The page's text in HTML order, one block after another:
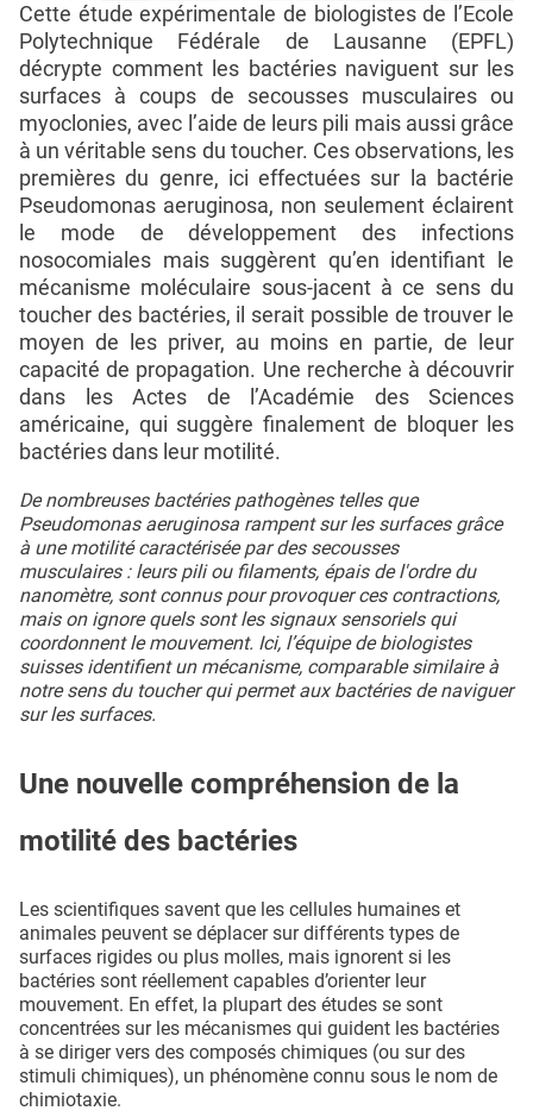
Cette étude expérimentale de biologistes de l’Ecole
Polytechnique Fédérale de Lausanne (EPFL)
décrypte comment les bactéries naviguent sur les
surfaces à coups de secousses musculaires ou
myoclonies, avec l’aide de leurs pili mais aussi grâce
à un véritable sens du toucher. Ces observations, les
premières du genre, ici effectuées sur la bactérie
Pseudomonas aeruginosa, non seulement éclairent
le mode de développement des infections
nosocomiales mais suggèrent qu’en identifiant le
mécanisme moléculaire sous-jacent à ce sens du
toucher des bactéries, il serait possible de trouver le
moyen de les priver, au moins en partie, de leur
capacité de propagation. Une recherche à découvrir
dans les Actes de l’Académie des Sciences
américaine, qui suggère finalement de bloquer les
bactéries dans leur motilité.
De nombreuses bactéries pathogènes telles que
Pseudomonas aeruginosa rampent sur les surfaces grâce
à une motilité caractérisée par des secousses
musculaires : leurs pili ou filaments, épais de l'ordre du
nanomètre, sont connus pour provoquer ces contractions,
mais on ignore quels sont les signaux sensoriels qui
coordonnent le mouvement. Ici, l’équipe de biologistes
suisses identifient un mécanisme, comparable similaire à
notre sens du toucher qui permet aux bactéries de naviguer
sur les surfaces.
Une nouvelle compréhension de la
motilité des bactéries
Les scientifiques savent que les cellules humaines et
animales peuvent se déplacer sur différents types de
surfaces rigides ou plus molles, mais ignorent si les
bactéries sont réellement capables d’orienter leur
mouvement. En effet, la plupart des études se sont
concentrées sur les mécanismes qui guident les bactéries
à se diriger vers des composés chimiques (ou sur des
stimuli chimiques), un phénomène connu sous le nom de
chimiotaxie.